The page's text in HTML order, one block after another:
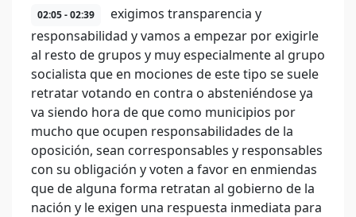
02:05 - 02:39
exigimos transparencia y
responsabilidad y vamos a empezar por exigirle
al resto de grupos y muy especialmente al grupo
socialista que en mociones de este tipo se suele
retratar votando en contra o absteniéndose ya
va siendo hora de que como municipios por
mucho que ocupen responsabilidades de la
oposición, sean corresponsables y responsables
con su obligación y voten a favor en enmiendas
que de alguna forma retratan al gobierno de la
nación y le exigen una respuesta inmediata para